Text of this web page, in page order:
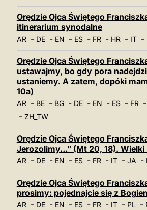
Orędzie Ojca Świętego
itinerarium synodalne
AR- DE- EN - ES- FR- HR- IT-
Orędzie Ojca Świętego
ustawajmy, bo gdy pora
ustaniemy. A zatem, dopóki
10a)
AR- BE- BG- DE- EN - ES- FR-
- ZH_TW
Orędzie Ojca Świętego
Jerozolimy…” (Mt 20, 18). Wielki
AR- DE- EN - ES- FR- IT- JA-
Orędzie Ojca Świętego
prosimy: pojednajcie się z
AR- DE- EN - ES- FR- IT- PL-